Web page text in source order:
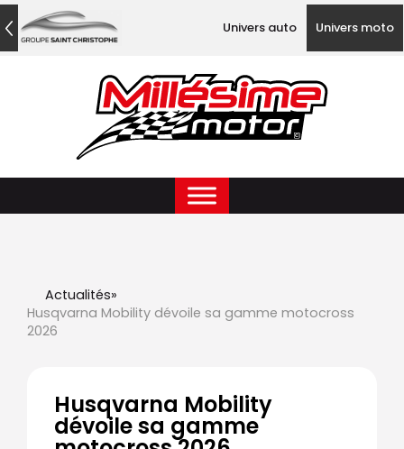
Univers auto Univers moto
Actualités»
Husqvarna Mobility dévoile sa gamme motocross
2026
Husqvarna Mobility
dévoile sa gamme